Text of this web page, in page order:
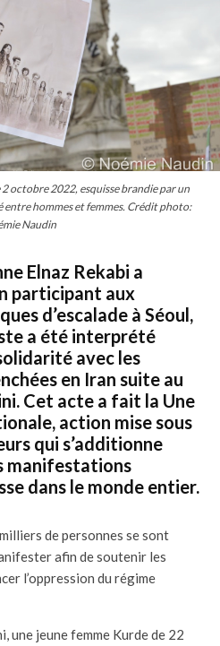
2 octobre 2022, esquisse brandie par un
hommes et femmes. Crédit photo:
Naudin
Elnaz Rekabi a
participant aux
d’escalade à Séoul,
a été interprété
avec les
en Iran suite au
Cet acte a fait la Une
action mise sous
qui s’additionne
manifestations
dans le monde entier.
de personnes se sont
afin de soutenir les
l’oppression du régime
une jeune femme Kurde de 22